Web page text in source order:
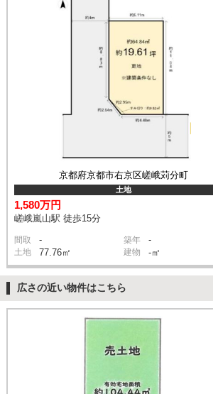
京都府京都市右京区嵯峨苅分町
土地
1,580万円
嵯峨嵐山駅 徒歩15分
間取 - 築年 -
土地 77.76㎡ 建物 -㎡
広さの近い物件はこちら